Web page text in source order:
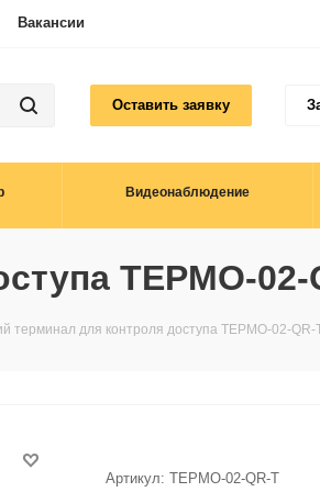
Вакансии
Оставить заявку
Видеонаблюдение
ТЕРМО-02-
терминал для контроля доступа ТЕРМО-02-QR-
Артикул: ТЕРМО-02-QR-T